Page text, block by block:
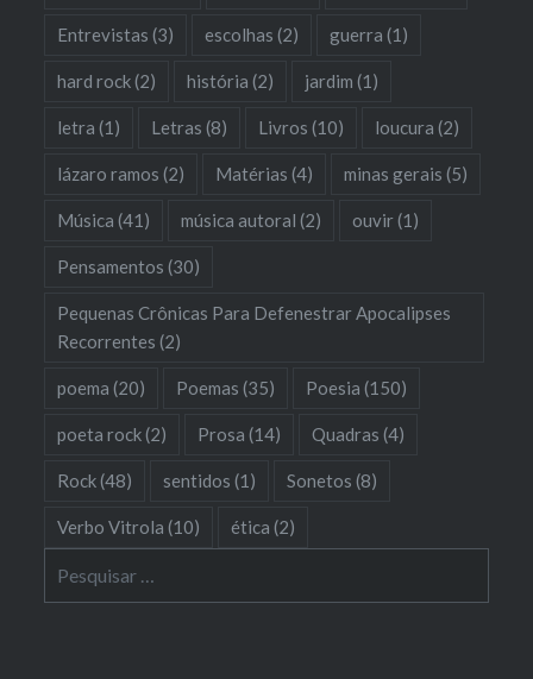
Entrevistas (3) escolhas (2) guerra (1)
hard rock(2) história (2) jardim (1)
letra (1) Letras (8) Livros (10) loucura (2)
lázaro ramos (2) Matérias (4) minas gerais (5)
Música (41) música autoral (2) ouvir(1)
Pensamentos (30)
Pequenas Crônicas Para Defenestrar Apocalipses
Recorrentes (2)
poema (20) Poemas (35) Poesia (150)
poeta rock(2) Prosa (14) Quadras (4)
Rock(48) sentidos (1) Sonetos (8)
Verbo Vitrola (10) ética (2)
por: